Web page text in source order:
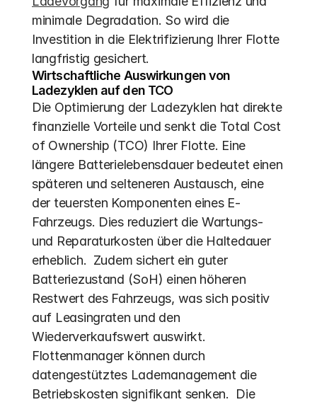
minimale Degradation. So wird die
Investition in die Elektrifizierung Ihrer Flotte
langfristig gesichert.
Wirtschaftliche Auswirkungen von
Ladezyklen auf den TCO
Die Optimierung der Ladezyklen hat direkte
finanzielle Vorteile und senkt die Total Cost
of Ownership (TCO) Ihrer Flotte. Eine
längere Batterielebensdauer bedeutet einen
späteren und selteneren Austausch, eine
der teuersten Komponenten eines E-
Fahrzeugs. Dies reduziert die Wartungs-
und Reparaturkosten über die Haltedauer
erheblich.  Zudem sichert ein guter
Batteriezustand (SoH) einen höheren
Restwert des Fahrzeugs, was sich positiv
auf Leasingraten und den
Wiederverkaufswert auswirkt.
Flottenmanager können durch
datengestütztes Lademanagement die
Betriebskosten signifikant senken.  Die